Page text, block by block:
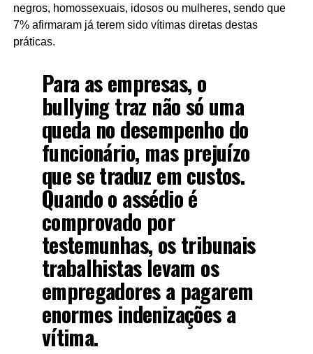
negros, homossexuais, idosos ou mulheres, sendo que
7% afirmaram já terem sido vítimas diretas destas
práticas.
Para as empresas, o
bullying traz não só uma
queda no desempenho do
funcionário, mas prejuízo
que se traduz em custos.
Quando o assédio é
comprovado por
testemunhas, os tribunais
trabalhistas levam os
empregadores a pagarem
enormes indenizações a
vítima.